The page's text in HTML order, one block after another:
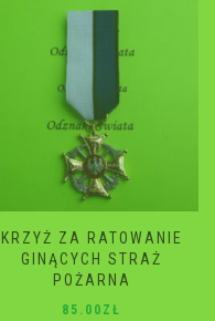
GWIAZDA WOŁYNIA
120.00 ZŁ